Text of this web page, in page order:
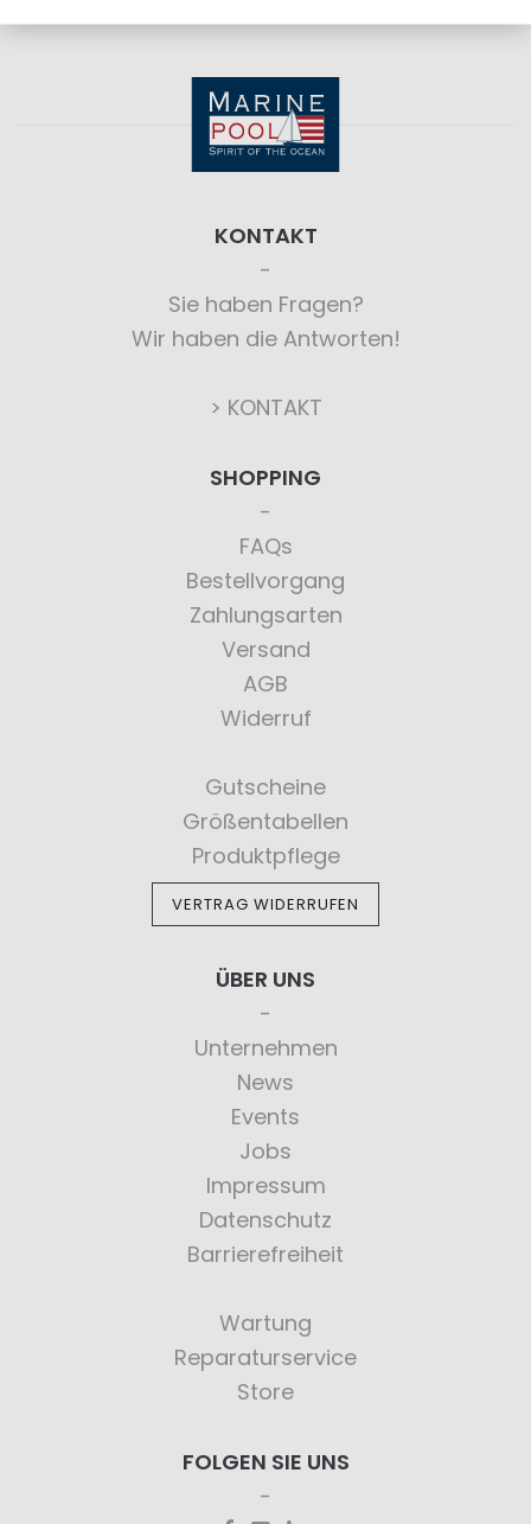
KONTAKT
Sie haben Fragen?
Wir haben die Antworten!
> KONTAKT
SHOPPING
FAQs
Bestellvorgang
Zahlungsarten
Versand
AGB
Widerruf
Gutscheine
Größentabellen
Produktpflege
VERTRAG WIDERRUFEN
ÜBER UNS
Unternehmen
News
Events
Jobs
Impressum
Datenschutz
Barrierefreiheit
Wartung
Reparaturservice
Store
FOLGEN SIE UNS